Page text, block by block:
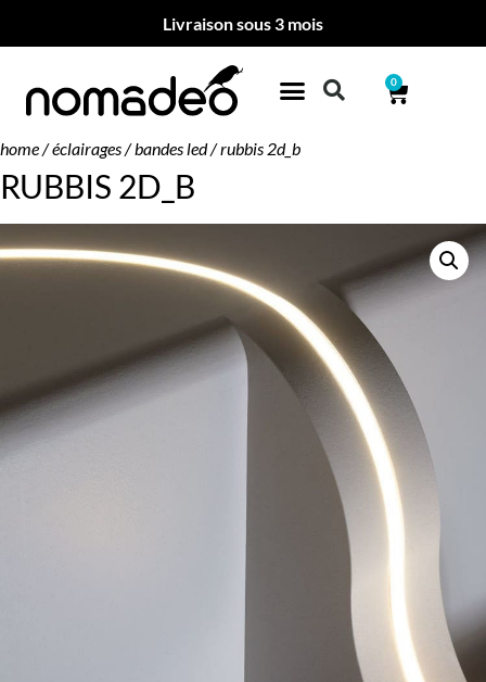
Livraison sous 3 mois
0
home/éclairages/bandes led/ rubbis 2d_b
RUBBIS 2D_B